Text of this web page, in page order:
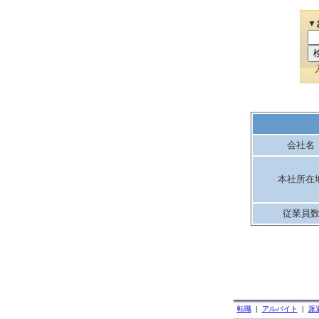
▼
会社名
本社所在
従業員数
転職| アルバイト | 派